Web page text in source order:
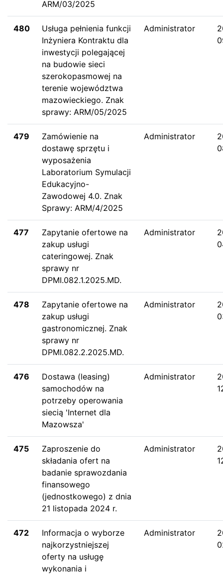
ARM/03/2025
480
Usługa pełnienia funkcji
Inżyniera Kontraktu dla
inwestycji polegającej
na budowie sieci
szerokopasmowej na
terenie województwa
mazowieckiego. Znak
sprawy: ARM/05/2025
Administrator
479
Zamówienie na
dostawę sprzętu i
wyposażenia
Laboratorium Symulacji
Edukacyjno-
Zawodowej 4.0. Znak
Sprawy: ARM/4/2025
Administrator
477
Zapytanie ofertowe na
zakup usługi
cateringowej. Znak
sprawy nr
DPMI.082.1.2025.MD.
Administrator
478
Zapytanie ofertowe na
zakup usługi
gastronomicznej. Znak
sprawy nr
DPMI.082.2.2025.MD.
Administrator
476
Dostawa (leasing)
samochodów na
potrzeby operowania
siecią 'Internet dla
Mazowsza'
Administrator
475
Zaproszenie do
składania ofert na
badanie sprawozdania
finansowego
(jednostkowego) z dnia
21 listopada 2024 r.
Administrator
472
Informacja o wyborze
najkorzystniejszej
oferty na usługę
wykonania i
Administrator